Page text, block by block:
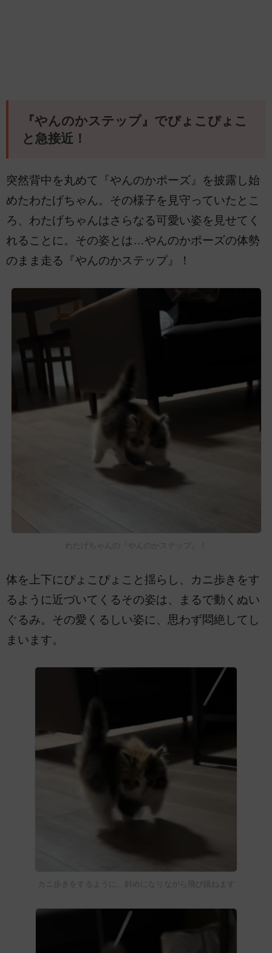
『やんのかステップ』でぴょこぴょこ
と急接近！
突然背中を丸めて『やんのかポーズ』を披露し始
めたわたげちゃん。その様子を見守っていたとこ
ろ、わたげちゃんはさらなる可愛い姿を見せてく
れることに。その姿とは…やんのかポーズの体勢
のまま走る『やんのかステップ』！
わたげちゃんの『やんのかステップ』！
体を上下にぴょこぴょこと揺らし、カニ歩きをす
るように近づいてくるその姿は、まるで動くぬい
ぐるみ。その愛くるしい姿に、思わず悶絶してし
まいます。
カニ歩きをするように、斜めになりながら飛び跳ねます